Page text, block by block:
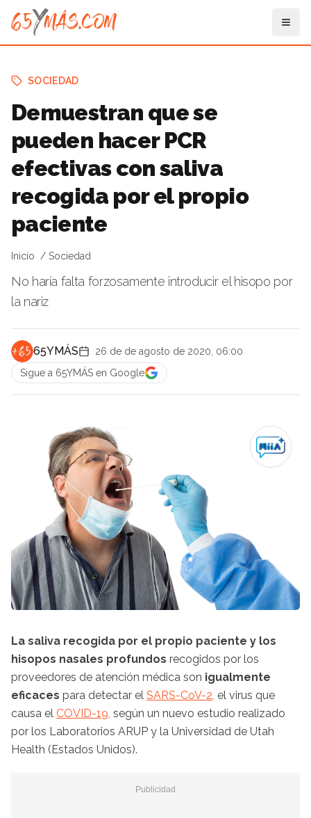
SOCIEDAD
Demuestran que se
pueden hacer PCR
efectivas con saliva
recogida por el propio
paciente
Inicio Sociedad
No haría falta forzosamente introducir el hisopo por
la nariz
65YMÁS
26 de de agosto de 2020, 06:00
Sigue a 65YMÁS en Google
La saliva recogida por el propio paciente y los
hisopos nasales profundos recogidos por los
proveedores de atención médica son igualmente
eficaces para detectar el SARS-CoV-2, el virus que
causa el COVID-19, según un nuevo estudio realizado
por los Laboratorios ARUP y la Universidad de Utah
Health (Estados Unidos).